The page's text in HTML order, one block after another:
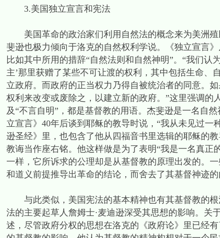
3.美国独立宣言和宪法
美国革命的政治家们利用自然法的概念来为美洲殖
斐逊也极力倾向于洛克的自然权利学说。《独立宣言
比如其中所用的措辞“自然法则和自然神明”。“我们
主’那里获赠了某些不可让渡的权利，其中包括生命
立政府。而政府的正当权力乃得自被统治者的同意。
权利来改变或废除之，以建立新的政府。”这里强调的
及“不言自明”，都是基督教的用语。杰斐逊是一名自
立宣言》40年后谈到耶稣的教导时说，“我从未见过
逊圣经》里，也包含了他从四福音书里选辑的耶稣的
教诲当作座右铭。他这样做是为了表明“我是一名真
一样，它所诉求的公理却是从基督教的原理出发的。
和道义前提推导出革命的结论，而舍去了其基督神迹
与此类似，美国宪法的基本精神也有其基督教的根
法的主要起草人詹姆士·麦迪逊深受其思想的影响。
述，尽管政府分权的思想在洛克的《政府论》里已经